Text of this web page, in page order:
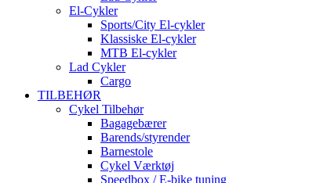
El-Cykler
Sports/City El-cykler
Klassiske El-cykler
MTB El-cykler
Lad Cykler
Cargo
TILBEHØR
Cykel Tilbehør
Bagagebærer
Barends/styrender
Barnestole
Cykel Værktøj
Speedbox / E-bike tuning